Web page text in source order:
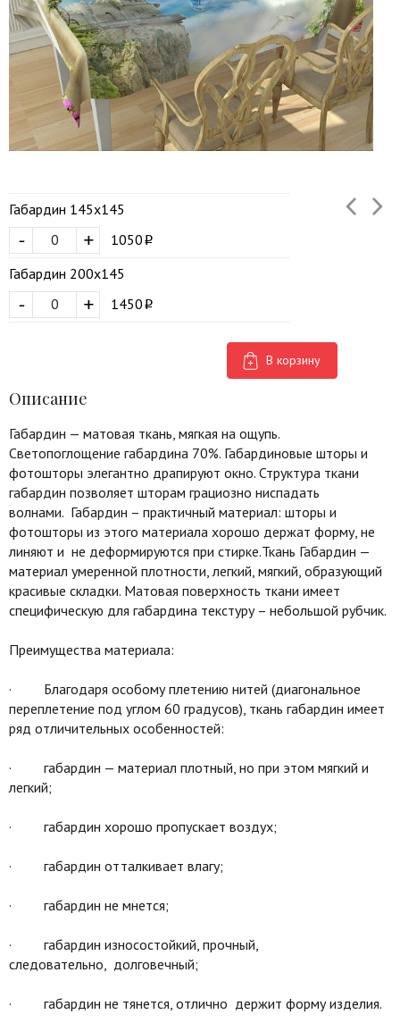
Габардин 145х145
+
-
1050
Габардин 200х145
+
- 1450
В корзину
Описание
Габардин — матовая ткань, мягкая на ощупь.
Светопоглощение габардина 70%. Габардиновые шторы и
фотошторы элегантно драпируют окно. Структура ткани
габардин позволяет шторам грациозно ниспадать
волнами. Габардин – практичный материал: шторы и
фотошторы из этого материала хорошо держат форму, не
линяют и не деформируются при стирке.Ткань Габардин —
материал умеренной плотности, легкий, мягкий, образующий
красивые складки. Матовая поверхность ткани имеет
специфическую для габардина текстуру – небольшой рубчик.
Преимущества материала:
· Благодаря особому плетению нитей (диагональное
переплетение под углом 60 градусов), ткань габардин имеет
ряд отличительных особенностей:
· габардин — материал плотный, но при этом мягкий и
легкий;
· габардин хорошо пропускает воздух;
· габардин отталкивает влагу;
· габардин не мнется;
· габардин износостойкий, прочный,
следовательно, долговечный;
· габардин не тянется, отлично держит форму изделия.